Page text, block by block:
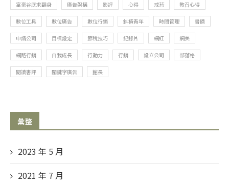
富豪谷底求翻身 廣告架構 影評 心得 戒菸 教召心得
數位工具 數位廣告 數位行銷 斜槓青年 時間管理 書摘
申請公司 目標設定 節稅技巧 紀錄片 網紅 網美
網路行銷 自我成長 行動力 行銷 設立公司 部落格
閱讀書評 關鍵字廣告 館長
彙整
2023 年 5 月
2021 年 7 月